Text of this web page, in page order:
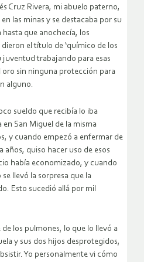
Cruz Rivera, mi abuelo paterno,
las minas y se destacaba por su
que anochecía, los
el título de ‘químico de los
juventud trabajando para esas
sin ninguna protección para
alguno.
sueldo que recibía lo iba
San Miguel de la misma
y cuando empezó a enfermar de
años, quiso hacer uso de esos
había economizado, y cuando
llevó la sorpresa que la
Esto sucedió allá por mil
los pulmones, lo que lo llevó a
y sus dos hijos desprotegidos,
Yo personalmente vi cómo